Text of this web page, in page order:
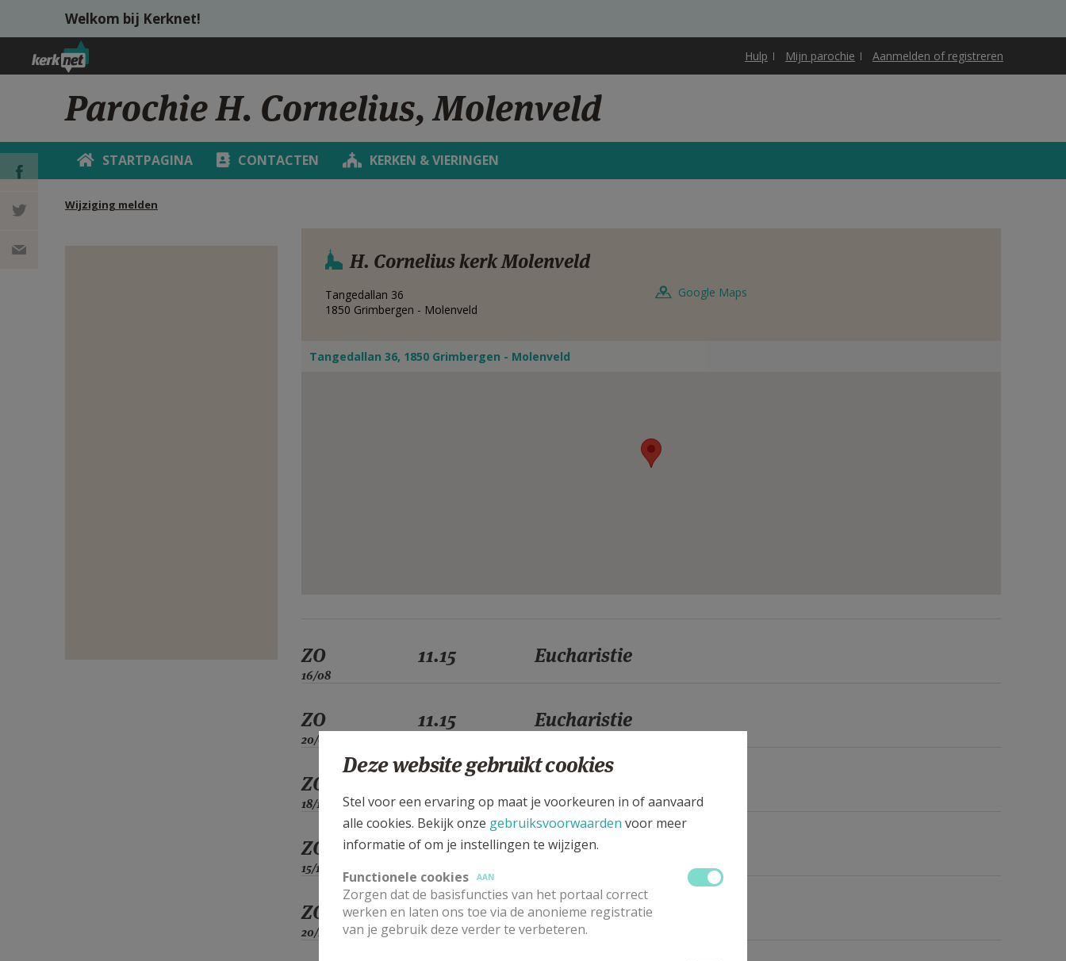
Overslaan en naar de inhoud gaan
Welkom bij Kerknet!
Hulp Mijn parochie Aanmelden of registreren
Parochie H. Cornelius, Molenveld
STARTPAGINA CONTACTEN KERKEN & VIERINGEN
Wijziging melden
DEEL OP
FACEBOOK
DEEL OP H. Cornelius kerk Molenveld
Tangedallan 36
1850 Grimbergen - Molenveld
Google Maps
Tangedallan 36, 1850 Grimbergen - Molenveld
ZO
16/08
11.15 Eucharistie
ZO
20/09
11.15 Eucharistie
ZO
18/10
ZO
15/11
11.15 Eucharistie
ZO
20/12
11.15 Eucharistie
Deze website gebruikt cookies
Stel voor een ervaring op maat je voorkeuren in of aanvaard
alle cookies. Bekijk onze gebruiksvoorwaarden voor meer
informatie of om je instellingen te wijzigen.
Functionele cookies
AAN
Zorgen dat de basisfuncties van het portaal correct
werken en laten ons toe via de anonieme registratie
van je gebruik deze verder te verbeteren.